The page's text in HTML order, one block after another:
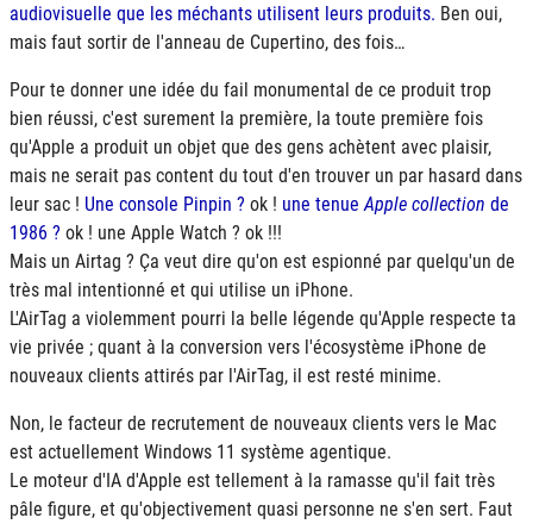
audiovisuelle que les méchants utilisent leurs produits. Ben oui,
mais faut sortir de l'anneau de Cupertino, des fois…
Pour te donner une idée du fail monumental de ce produit trop
bien réussi, c'est surement la première, la toute première fois
qu'Apple a produit un objet que des gens achètent avec plaisir,
mais ne serait pas content du tout d'en trouver un par hasard dans
leur sac ! Une console Pinpin ? ok ! une tenue Apple collection de
1986 ? ok ! une Apple Watch ? ok !!!
Mais un Airtag ? Ça veut dire qu'on est espionné par quelqu'un de
très mal intentionné et qui utilise un iPhone.
L'AirTag a violemment pourri la belle légende qu'Apple respecte ta
vie privée ; quant à la conversion vers l'écosystème iPhone de
nouveaux clients attirés par l'AirTag, il est resté minime.
Non, le facteur de recrutement de nouveaux clients vers le Mac
est actuellement Windows 11 système agentique.
Le moteur d'IA d'Apple est tellement à la ramasse qu'il fait très
pâle figure, et qu'objectivement quasi personne ne s'en sert. Faut